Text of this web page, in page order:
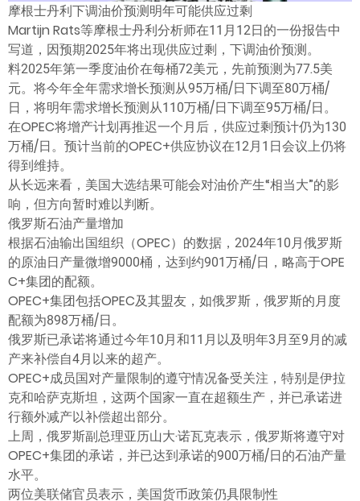
摩根士丹利下调油价预测明年可能供应过剩
Martijn Rats等摩根士丹利分析师在11月12日的一份报告中
写道，因预期2025年将出现供应过剩，下调油价预测。
料2025年第一季度油价在每桶72美元，先前预测为77.5美
元。将今年全年需求增长预测从95万桶/日下调至80万桶/
日，将明年需求增长预测从110万桶/日下调至95万桶/日。
在OPEC将增产计划再推迟一个月后，供应过剩预计仍为130
万桶/日。预计当前的OPEC+供应协议在12月1日会议上仍将
得到维持。
从长远来看，美国大选结果可能会对油价产生“相当大”的影
响，但方向暂时难以判断。
俄罗斯石油产量增加
根据石油输出国组织（OPEC）的数据，2024年10月俄罗斯
的原油日产量微增9000桶，达到约901万桶/日，略高于OPE
C+集团的配额。
OPEC+集团包括OPEC及其盟友，如俄罗斯，俄罗斯的月度
配额为898万桶/日。
俄罗斯已承诺将通过今年10月和11月以及明年3月至9月的减
产来补偿自4月以来的超产。
OPEC+成员国对产量限制的遵守情况备受关注，特别是伊拉
克和哈萨克斯坦，这两个国家一直在超额生产，并已承诺进
行额外减产以补偿超出部分。
上周，俄罗斯副总理亚历山大·诺瓦克表示，俄罗斯将遵守对
OPEC+集团的承诺，并已达到承诺的900万桶/日的石油产量
水平。
两位美联储官员表示，美国货币政策仍具限制性